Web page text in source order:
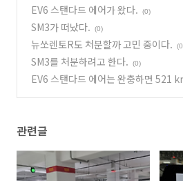
EV6 스탠다드 에어가 왔다. (0)
SM3가 떠났다. (0)
뉴쏘렌토R도 처분할까 고민 중이다.
SM3를 처분하려고 한다. (0)
EV6 스탠다드 에어는 완충하면 521
관련글